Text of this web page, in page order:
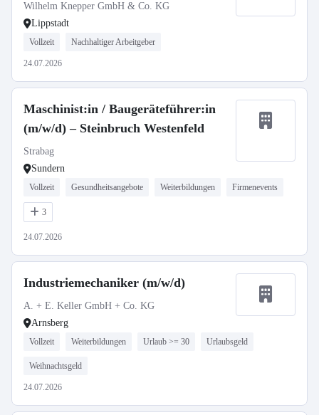
Wilhelm Knepper GmbH & Co. KG
Lippstadt
Vollzeit Nachhaltiger Arbeitgeber
24.07.2026
Maschinist:in / Baugeräteführer:in
(m/w/d) – Steinbruch Westenfeld
Strabag
Sundern
Vollzeit Gesundheitsangebote Weiterbildungen Firmenevents
3
24.07.2026
Industriemechaniker (m/w/d)
A. + E. Keller GmbH + Co. KG
Arnsberg
Vollzeit Weiterbildungen Urlaub >= 30 Urlaubsgeld
Weihnachtsgeld
24.07.2026